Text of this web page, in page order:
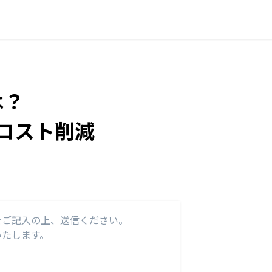
スト削減
記入の上、送信ください。
します。